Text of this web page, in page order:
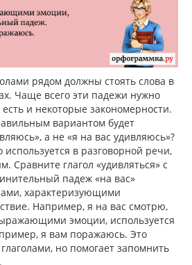
рядом должны стоять слова в
Чаще всего эти падежи нужно
и некоторые закономерности.
вариантом будет
а не «я на вас удивляюсь»?
используется в разговорной речи,
Сравните глагол «удивляться» с
падеж «на вас»
характеризующими
Например, я на вас смотрю,
эмоции, используется
я вам поражаюсь. Это
но помогает запомнить